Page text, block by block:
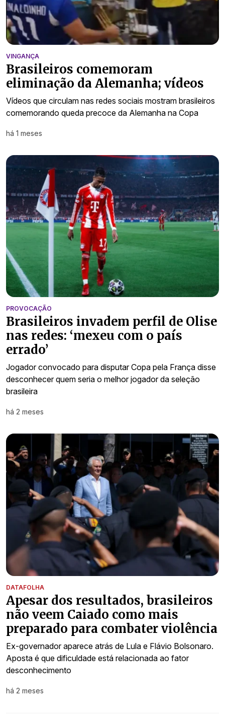
VINGANÇA
Brasileiros comemoram
eliminação da Alemanha; vídeos
Vídeos que circulam nas redes sociais mostram brasileiros
comemorando queda precoce da Alemanha na Copa
há 1 meses
PROVOCAÇÃO
Brasileiros invadem perfil de Olise
nas redes: ‘mexeu com o país
errado’
Jogador convocado para disputar Copa pela França disse
desconhecer quem seria o melhor jogador da seleção
brasileira
há 2 meses
DATAFOLHA
Apesar dos resultados, brasileiros
não veem Caiado como mais
preparado para combater violência
Ex-governador aparece atrás de Lula e Flávio Bolsonaro.
Aposta é que dificuldade está relacionada ao fator
desconhecimento
há 2 meses